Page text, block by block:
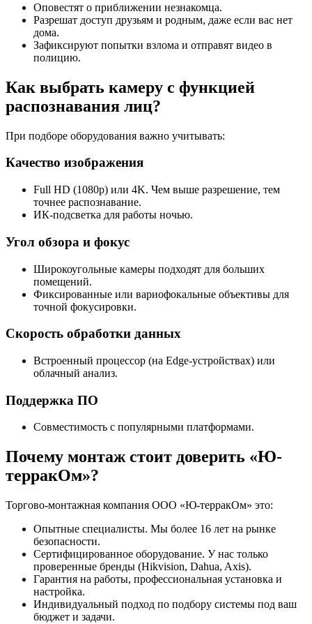
Оповестят о приближении незнакомца.
Разрешат доступ друзьям и родным, даже если вас нет
дома.
Зафиксируют попытки взлома и отправят видео в
полицию.
Как выбрать камеру с функцией
распознавания лиц?
При подборе оборудования важно учитывать:
Качество изображения
Full HD (1080p) или 4K. Чем выше разрешение, тем
точнее распознавание.
ИК-подсветка для работы ночью.
Угол обзора и фокус
Широкоугольные камеры подходят для больших
помещений.
Фиксированные или вариофокальные объективы для
точной фокусировки.
Скорость обработки данных
Встроенный процессор (на Edge-устройствах) или
облачный анализ.
Поддержка ПО
Совместимость с популярными платформами.
Почему монтаж стоит доверить «Ю-
терракОм»?
Торгово-монтажная компания ООО «Ю-терракОм» это:
Опытные специалисты. Мы более 16 лет на рынке
безопасности.
Сертифицированное оборудование. У нас только
проверенные бренды (Hikvision, Dahua, Axis).
Гарантия на работы, профессиональная установка и
настройка.
Индивидуальный подход по подбору системы под ваш
бюджет и задачи.